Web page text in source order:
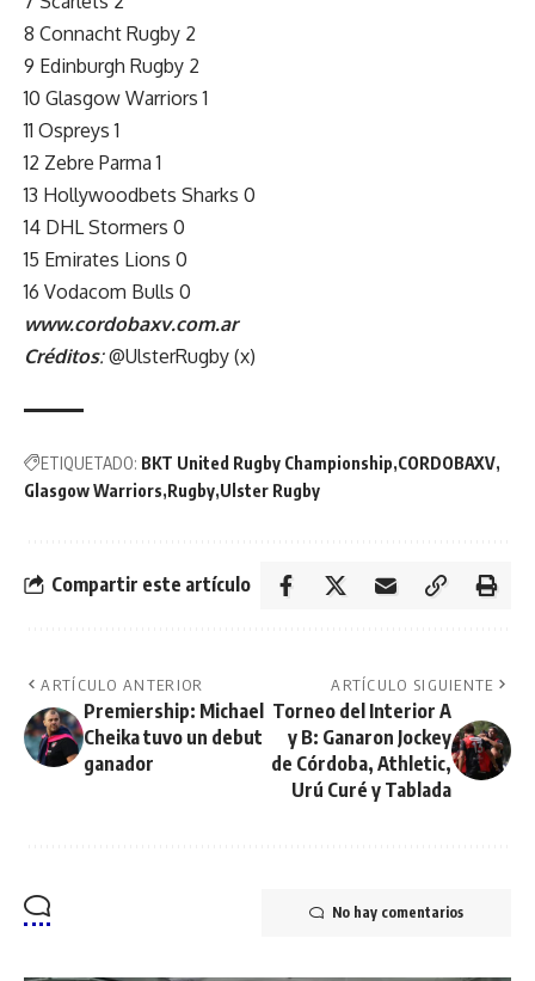
8 Connacht Rugby 2
9 Edinburgh Rugby 2
10 Glasgow Warriors 1
11 Ospreys 1
12 Zebre Parma 1
13 Hollywoodbets Sharks 0
14 DHL Stormers 0
15 Emirates Lions 0
16 Vodacom Bulls 0
www.cordobaxv.com.ar
Créditos:@UlsterRugby (x)
ETIQUETADO: BKT United Rugby Championship CORDOBAXV
Glasgow Warriors Rugby Ulster Rugby
Compartir este artículo
ARTÍCULO ANTERIOR
Premiership: Michael
Cheika tuvo un debut
ganador
ARTÍCULO SIGUIENTE
Torneo del Interior A
y B: Ganaron Jockey
de Córdoba, Athletic,
Urú Curé y Tablada
No hay comentarios